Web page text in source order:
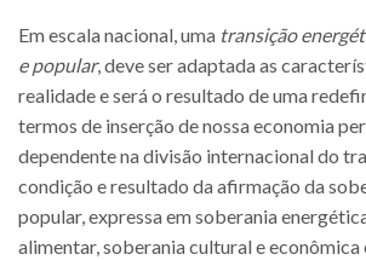
Em escala nacional, uma transição
e popular, deve ser adaptada as
realidade e será o resultado de uma
termos de inserção de nossa economia
dependente na divisão internacional do
condição e resultado da afirmação da
popular, expressa em soberania
alimentar, soberania cultural e econômica